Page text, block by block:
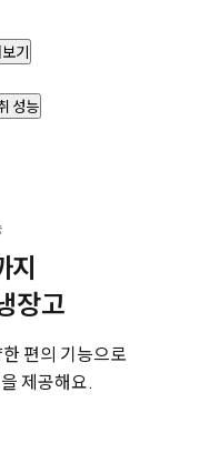
기
성능
지
장고
편의 기능으로
제공해요.